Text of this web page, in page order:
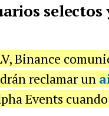
Binance
reclamar un
Events